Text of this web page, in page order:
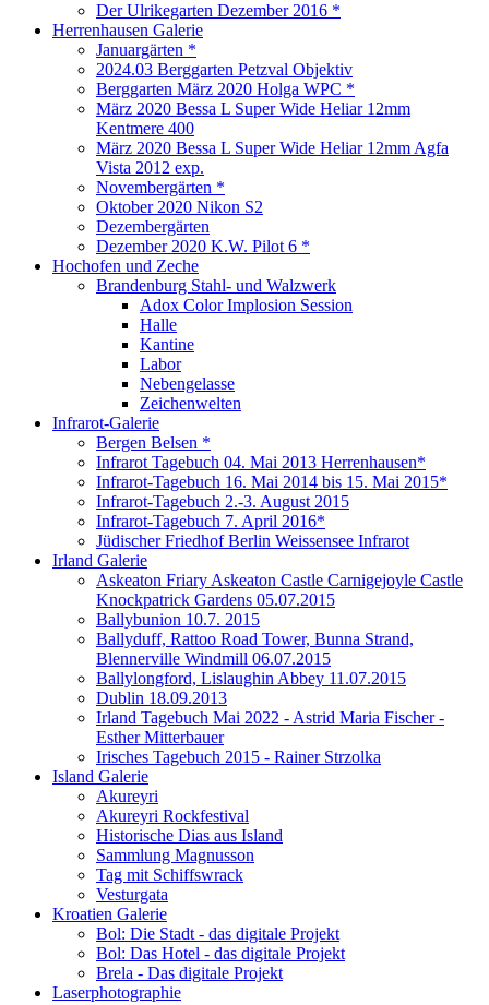
Der Ulrikegarten Dezember 2016 *
Herrenhausen Galerie
Januargärten *
2024.03 Berggarten Petzval Objektiv
Berggarten März 2020 Holga WPC *
März 2020 Bessa L Super Wide Heliar 12mm
Kentmere 400
März 2020 Bessa L Super Wide Heliar 12mm Agfa
Vista 2012 exp.
Novembergärten *
Oktober 2020 Nikon S2
Dezembergärten
Dezember 2020 K.W. Pilot 6 *
Hochofen und Zeche
Brandenburg Stahl- und Walzwerk
Adox Color Implosion Session
Halle
Kantine
Labor
Nebengelasse
Zeichenwelten
Infrarot-Galerie
Bergen Belsen *
Infrarot Tagebuch 04. Mai 2013 Herrenhausen*
Infrarot-Tagebuch 16. Mai 2014 bis 15. Mai 2015*
Infrarot-Tagebuch 2.-3. August 2015
Infrarot-Tagebuch 7. April 2016*
Jüdischer Friedhof Berlin Weissensee Infrarot
Irland Galerie
Askeaton Friary Askeaton Castle Carnigejoyle Castle
Knockpatrick Gardens 05.07.2015
Ballybunion 10.7. 2015
Ballyduff, Rattoo Road Tower, Bunna Strand,
Blennerville Windmill 06.07.2015
Ballylongford, Lislaughin Abbey 11.07.2015
Dublin 18.09.2013
Irland Tagebuch Mai 2022 - Astrid Maria Fischer -
Esther Mitterbauer
Irisches Tagebuch 2015 - Rainer Strzolka
Island Galerie
Akureyri
Akureyri Rockfestival
Historische Dias aus Island
Sammlung Magnusson
Tag mit Schiffswrack
Vesturgata
Kroatien Galerie
Bol: Die Stadt - das digitale Projekt
Bol: Das Hotel - das digitale Projekt
Brela - Das digitale Projekt
Laserphotographie